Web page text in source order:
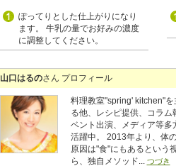
ぽってりとした仕上がりになり
ます。 牛乳の量でお好みの濃度
に調整してください。
山口はるのさん プロフィール
料理教室"spring' kitchen"を
る他、レシピ提供、コラム
ベント出演、メディア等多
活躍中。 2013年より、体
原因は"食"にもあるという
ら、独自メソッド... つづき